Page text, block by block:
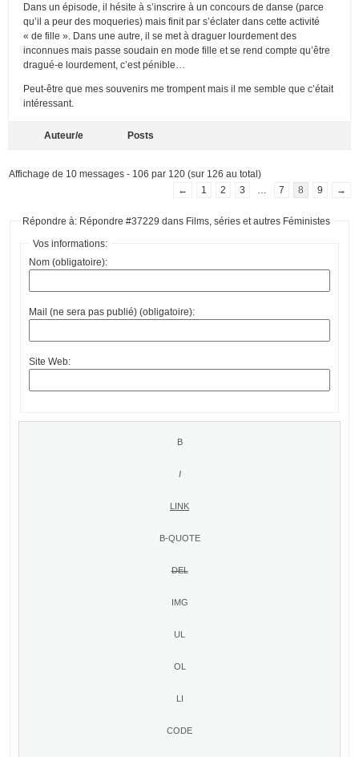
Dans un épisode, il hésite à s’inscrire à un concours de danse (parce
qu’il a peur des moqueries) mais finit par s’éclater dans cette activité
« de fille ». Dans une autre, il se met à draguer lourdement des
inconnues mais passe soudain en mode fille et se rend compte qu’être
dragué-e lourdement, c’est pénible…
Peut-être que mes souvenirs me trompent mais il me semble que c’était
intéressant.
Auteur/e Posts
Affichage de 10 messages - 106 par 120 (sur 126 au total)
←
1 2 3 7 8 9 →
Répondre à: Répondre #37229 dans Films, séries et autres Féministes
Vos informations:
Nom (obligatoire):
Mail (ne sera pas publié) (obligatoire):
Site Web: